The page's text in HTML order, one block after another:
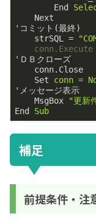
End
Next
'コミット(最終)
strSQL
=
conn.Execute
'ＤＢクローズ
conn.Close
Set
conn =
'メッセージ表示
MsgBox
"更新
End
Sub
補足
前提条件・注